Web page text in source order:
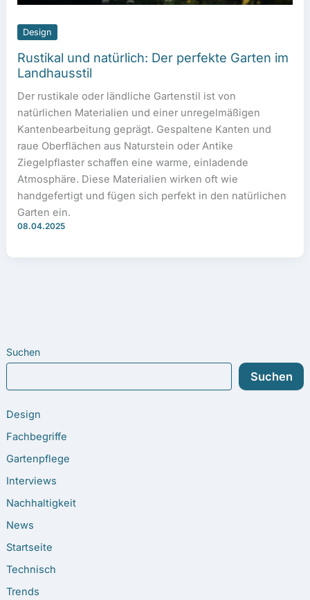
Suchen
Suchen
Design
Fachbegriffe
Gartenpflege
Interviews
Nachhaltigkeit
News
Startseite
Technisch
Trends
Design
Rustikal und natürlich: Der perfekte Garten im
Landhausstil
Der rustikale oder ländliche Gartenstil ist von
natürlichen Materialien und einer unregelmäßigen
Kantenbearbeitung geprägt. Gespaltene Kanten und
raue Oberflächen aus Naturstein oder Antike
Ziegelpflaster schaffen eine warme, einladende
Atmosphäre. Diese Materialien wirken oft wie
handgefertigt und fügen sich perfekt in den natürlichen
Garten ein.
08.04.2025